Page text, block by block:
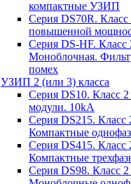
компактные УЗИП
Серия DS70R.
повышенной
Серия DS-HF. Класс
Моноблочная.
помех
УЗИП 2 (или 3) класса
Серия DS10. Класс
модули. 10kA
Серия DS215. Класс
Компактные
Серия DS415. Класс
Компактные
Серия DS98. Класс